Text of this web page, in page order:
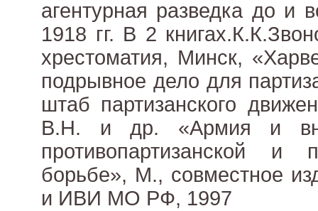
агентурная разведка до и
1918 гг. В 2
хрестоматия, Минск,
подрывное дело для
штаб партизанского
В.Н. и др. «Армия и
противопартизанской и
борьбе», М., совместное
и ИВИ МО РФ, 1997